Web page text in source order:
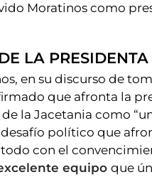
Moratinos como
LA PRESIDENTA
en su discurso de
que afronta la
la Jacetania como
político que
con el
equipo que